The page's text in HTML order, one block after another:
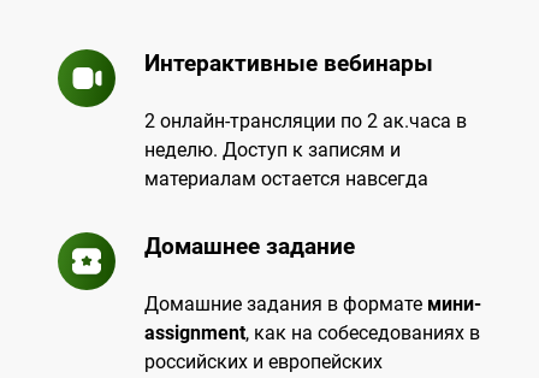
Интерактивные вебинары
2 онлайн-трансляции по 2 ак.часа в
неделю. Доступ к записям и
материалам остается навсегда
Домашнее задание
Домашние задания в формате мини-
assignment, как на собеседованиях в
российских и европейских